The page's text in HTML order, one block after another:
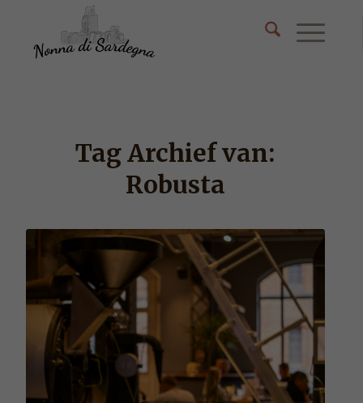
Tag Archief van:
Robusta